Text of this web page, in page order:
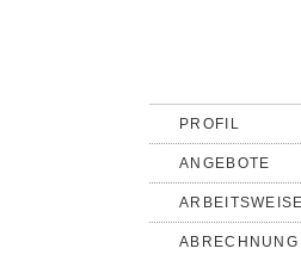
PROFIL
ANGEBOTE
ARBEITSWEISE
ABRECHNUNG